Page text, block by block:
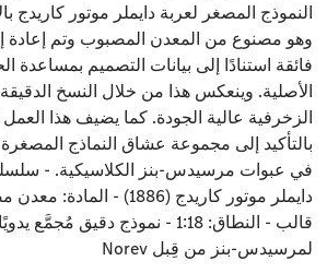
النموذج المصغر لعربة دايملر موتور كاريدج
وهو مصنوع من المعدن المصبوب وتم إعادة
الأصلية. وينعكس هذا من خلال النسخ
الزخرفية عالية الجودة. كما يضيف هذا
بالتأكيد إلى مجموعة عشاق النماذج المصغرة
في عبوات مرسيدس-بنز الكلاسيكية. -
دايملر موتور كاريدج (1886) -
قالب - النطاق: 1:18 - نموذج دقيق
لمرسيدس-بنز من قِبل Norev